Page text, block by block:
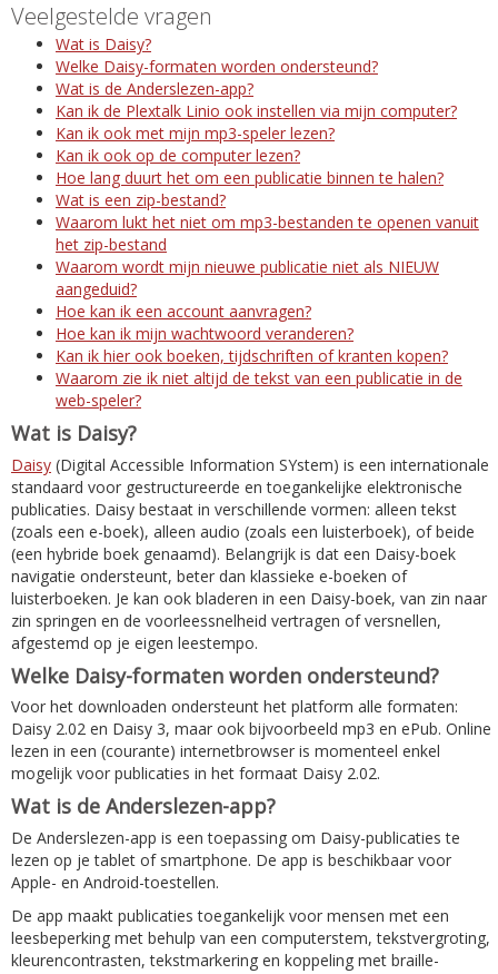
Veelgestelde vragen
Wat is Daisy?
Welke Daisy-formaten worden ondersteund?
Wat is de Anderslezen-app?
Kan ik de Plextalk Linio ook instellen via mijn computer?
Kan ik ook met mijn mp3-speler lezen?
Kan ik ook op de computer lezen?
Hoe lang duurt het om een publicatie binnen te halen?
Wat is een zip-bestand?
Waarom lukt het niet om mp3-bestanden te openen vanuit
het zip-bestand
Waarom wordt mijn nieuwe publicatie niet als NIEUW
aangeduid?
Hoe kan ik een account aanvragen?
Hoe kan ik mijn wachtwoord veranderen?
Kan ik hier ook boeken, tijdschriften of kranten kopen?
Waarom zie ik niet altijd de tekst van een publicatie in de
web-speler?
Wat is Daisy?
Daisy (Digital Accessible Information SYstem) is een internationale
standaard voor gestructureerde en toegankelijke elektronische
publicaties. Daisy bestaat in verschillende vormen: alleen tekst
(zoals een e-boek), alleen audio (zoals een luisterboek), of beide
(een hybride boek genaamd). Belangrijk is dat een Daisy-boek
navigatie ondersteunt, beter dan klassieke e-boeken of
luisterboeken. Je kan ook bladeren in een Daisy-boek, van zin naar
zin springen en de voorleessnelheid vertragen of versnellen,
afgestemd op je eigen leestempo.
Welke Daisy-formaten worden ondersteund?
Voor het downloaden ondersteunt het platform alle formaten:
Daisy 2.02 en Daisy 3, maar ook bijvoorbeeld mp3 en ePub. Online
lezen in een (courante) internetbrowser is momenteel enkel
mogelijk voor publicaties in het formaat Daisy 2.02.
Wat is de Anderslezen-app?
De Anderslezen-app is een toepassing om Daisy-publicaties te
lezen op je tablet of smartphone. De app is beschikbaar voor
Apple- en Android-toestellen.
De app maakt publicaties toegankelijk voor mensen met een
leesbeperking met behulp van een computerstem, tekstvergroting,
kleurencontrasten, tekstmarkering en koppeling met braille-